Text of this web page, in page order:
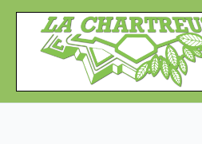
Aller
contenu